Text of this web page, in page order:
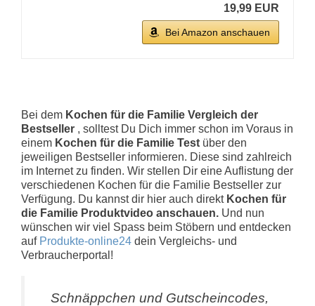
19,99 EUR
Bei Amazon anschauen
Bei dem Kochen für die Familie Vergleich der
Bestseller , solltest Du Dich immer schon im Voraus in
einem Kochen für die Familie Test über den
jeweiligen Bestseller informieren. Diese sind zahlreich
im Internet zu finden. Wir stellen Dir eine Auflistung der
verschiedenen Kochen für die Familie Bestseller zur
Verfügung. Du kannst dir hier auch direkt Kochen für
die Familie Produktvideo anschauen. Und nun
wünschen wir viel Spass beim Stöbern und entdecken
auf Produkte-online24 dein Vergleichs- und
Verbraucherportal!
Schnäppchen und Gutscheincodes,